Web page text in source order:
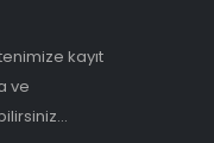
kayıt
ve